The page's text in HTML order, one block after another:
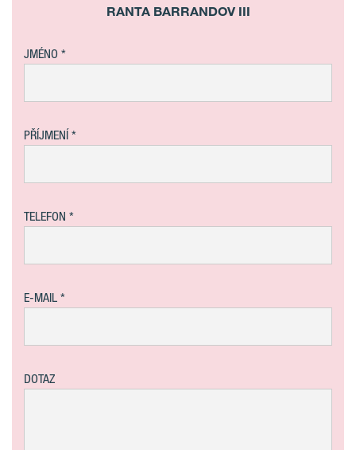
RANTA BARRANDOV III
JMÉNO
PŘÍJMENÍ
TELEFON
E-MAIL
DOTAZ